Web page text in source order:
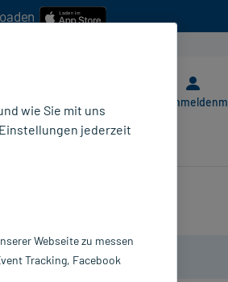
Anmelden
wie Sie mit uns
jederzeit
Webseite zu messen
Tracking, Facebook